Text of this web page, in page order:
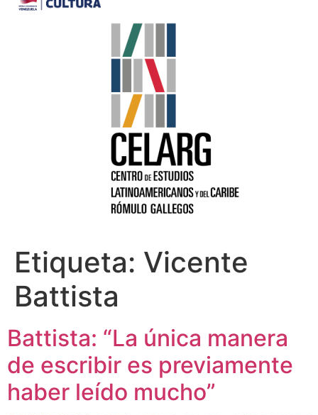
Etiqueta: Vicente
Battista
Battista: “La única manera
de escribir es previamente
haber leído mucho”